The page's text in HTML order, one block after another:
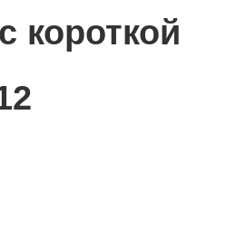
короткой